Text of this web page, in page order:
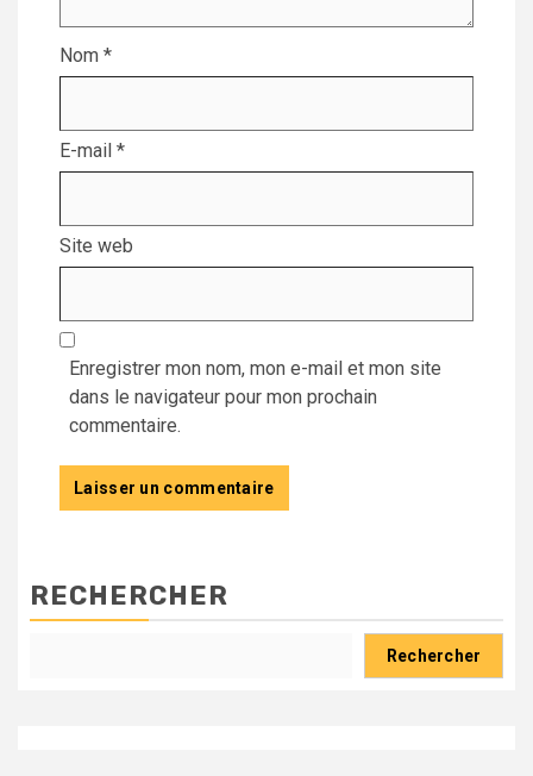
Nom *
E-mail *
Site web
Enregistrer mon nom, mon e-mail et mon site
dans le navigateur pour mon prochain
commentaire.
RECHERCHER
Rechercher